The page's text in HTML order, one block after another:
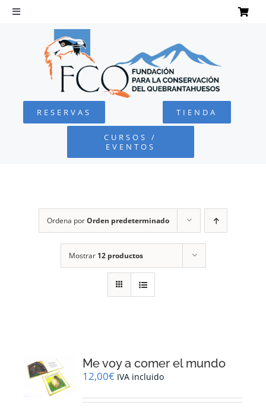
Saltar
Toggle
Navigation
QUEBRANTAHUESOS
FUNDACIÓN
CARRITO
RESERVAS TIENDA
CURSOS /
EVENTOS
Ordena porOrden predeterminado
Mostrar 12 productos
Me voy a comer el mundo
12,00€ IVA incluido